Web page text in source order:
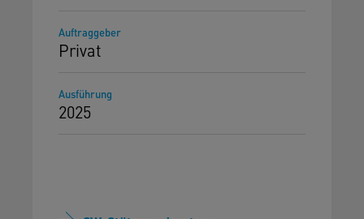
Auftraggeber
Privat
Ausführung
2025